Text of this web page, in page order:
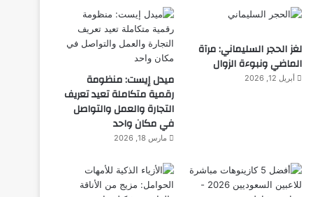
لغز الحجر السليماني: مرآة
الماضي ونبوءة الزوال
أبريل 12, 2026
ميدل إيست: منظومة
رقمية متكاملة تعيد تعريف
التجارة والعمل والتواصل
في مكان واحد
مارس 18, 2026